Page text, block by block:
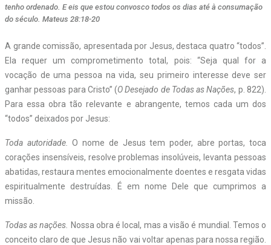
tenho ordenado. E eis que estou convosco todos os dias até à consumação
do século. Mateus 28:18-20
A grande comissão, apresentada por Jesus, destaca quatro “todos”.
Ela requer um comprometimento total, pois: “Seja qual for a
vocação de uma pessoa na vida, seu primeiro interesse deve ser
ganhar pessoas para Cristo” (O Desejado de Todas as Nações, p. 822).
Para essa obra tão relevante e abrangente, temos cada um dos
“todos” deixados por Jesus:
Toda autoridade.O nome de Jesus tem poder, abre portas, toca
corações insensíveis, resolve problemas insolúveis, levanta pessoas
abatidas, restaura mentes emocionalmente doentes e resgata vidas
espiritualmente destruídas. É em nome Dele que cumprimos a
missão.
Todas as nações. Nossa obra é local, mas a visão é mundial. Temos o
conceito claro de que Jesus não vai voltar apenas para nossa região.